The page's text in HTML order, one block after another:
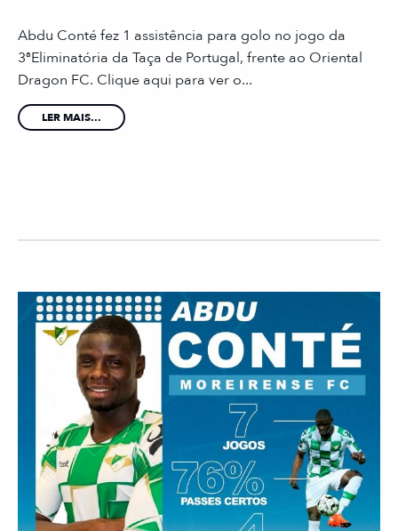
Abdu Conté fez 1 assistência para golo no jogo da
3ªEliminatória da Taça de Portugal, frente ao Oriental
Dragon FC. Clique aqui para ver o...
LER MAIS...